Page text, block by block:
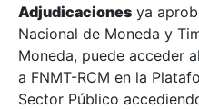
Erakutsi/Ezkutatu
Erakutsi/Ezkutatu
Adjudicaciones ya
Nacional de Moneda y
Moneda, puede acceder
a FNMT-RCM en la
Sector Público